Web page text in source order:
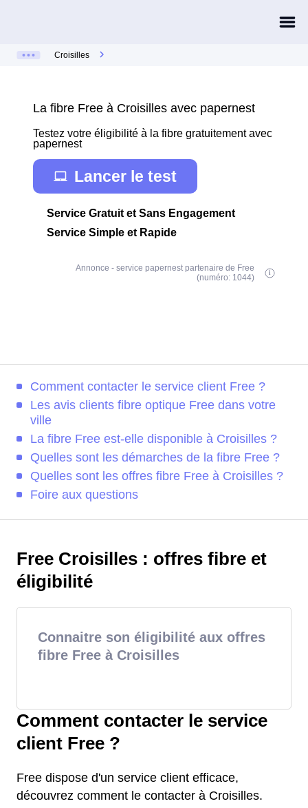
Croisilles
La fibre Free à Croisilles avec papernest
Testez votre éligibilité à la fibre gratuitement avec
papernest
Lancer le test
Service Gratuit et Sans Engagement
Service Simple et Rapide
Annonce - service papernest partenaire de Free
(numéro: 1044)
Comment contacter le service client Free ?
Les avis clients fibre optique Free dans votre
ville
La fibre Free est-elle disponible à Croisilles ?
Quelles sont les démarches de la fibre Free ?
Quelles sont les offres fibre Free à Croisilles ?
Foire aux questions
Free Croisilles : offres fibre et
éligibilité
Connaitre son éligibilité aux offres
fibre Free à Croisilles
Comment contacter le service
client Free ?
Free dispose d'un service client efficace,
découvrez comment le contacter à Croisilles.